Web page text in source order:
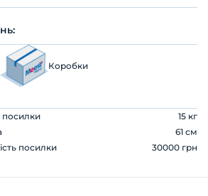
Коробки
посилки
15 кг
61 см
посилки
30000 грн